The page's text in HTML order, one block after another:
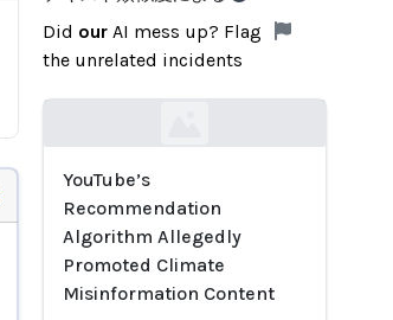
Did our AI mess up? Flag
the unrelated incidents
YouTube’s
Recommendation
Algorithm Allegedly
Promoted Climate
Misinformation Content